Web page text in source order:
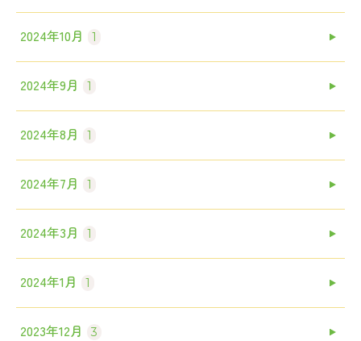
2024年10月 1
2024年9月 1
2024年8月 1
2024年7月 1
2024年3月 1
2024年1月 1
2023年12月 3